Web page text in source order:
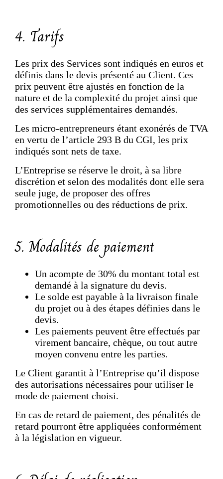
4. Tarifs
Les prix des Services sont indiqués en euros et
définis dans le devis présenté au Client. Ces
prix peuvent être ajustés en fonction de la
nature et de la complexité du projet ainsi que
des services supplémentaires demandés.
Les micro-entrepreneurs étant exonérés de TVA
en vertu de l’article 293 B du CGI, les prix
indiqués sont nets de taxe.
L’Entreprise se réserve le droit, à sa libre
discrétion et selon des modalités dont elle sera
seule juge, de proposer des offres
promotionnelles ou des réductions de prix.
5. Modalités de paiement
Un acompte de 30% du montant total est
demandé à la signature du devis.
Le solde est payable à la livraison finale
du projet ou à des étapes définies dans le
devis.
Les paiements peuvent être effectués par
virement bancaire, chèque, ou tout autre
moyen convenu entre les parties.
Le Client garantit à l’Entreprise qu’il dispose
des autorisations nécessaires pour utiliser le
mode de paiement choisi.
En cas de retard de paiement, des pénalités de
retard pourront être appliquées conformément
à la législation en vigueur.